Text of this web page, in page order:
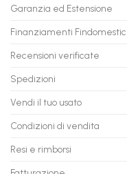
anche
a
in
con
Garanzia ed Estensione
Finanziamenti Findomestic
Recensioni verificate
Spedizioni
Vendi il tuo usato
Condizioni di vendita
Resi e rimborsi